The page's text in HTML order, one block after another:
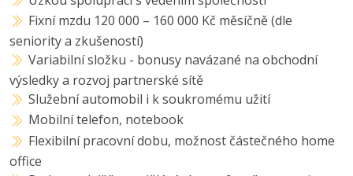
Fixní mzdu 120 000 – 160 000 Kč měsíčně (dle
seniority a zkušeností)
Variabilní složku - bonusy navázané na obchodní
výsledky a rozvoj partnerské sítě
Služební automobil i k soukromému užití
Mobilní telefon, notebook
Flexibilní pracovní dobu, možnost částečného home
office